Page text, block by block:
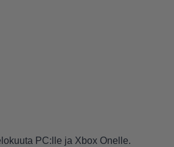
PC:lle ja Xbox Onelle.